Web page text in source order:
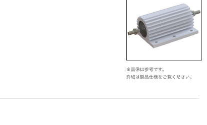
※画像は参考です。
詳細は製品仕様をご覧ください。